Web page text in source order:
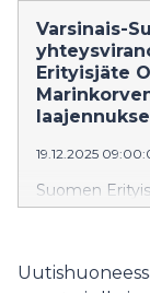
Varsinais-
Erityisjäte
19.12.2025
Suomen
Varsinais-